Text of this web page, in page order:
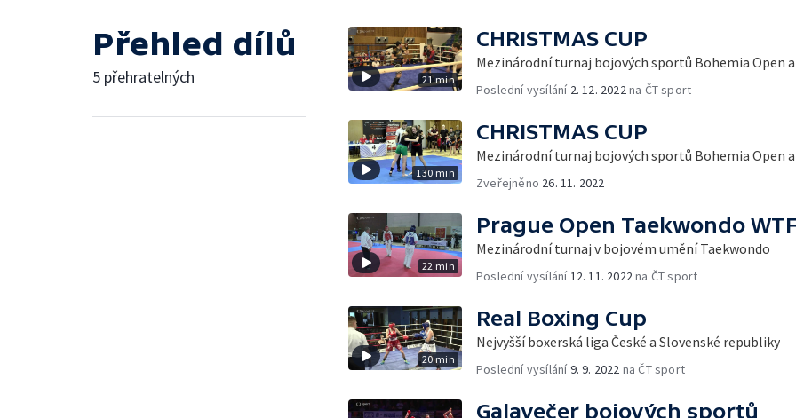
Přehled dílů
5 přehratelných 21 min
CHRISTMAS CUP
Mezinárodní turnaj bojových sportů Bohemia Open
Poslední vysílání 2. 12. 2022 na ČT sport
130 min
CHRISTMAS CUP
Mezinárodní turnaj bojových sportů Bohemia Open
Zveřejněno 26. 11. 2022
22 min
Prague Open Taekwondo
Mezinárodní turnaj v bojovém umění Taekwondo
Poslední vysílání 12. 11. 2022 na ČT sport
20 min
Real Boxing Cup
Nejvyšší boxerská liga České a Slovenské republiky
Poslední vysílání9. 9. 2022 na ČT sport
Galavečer bojových sportů